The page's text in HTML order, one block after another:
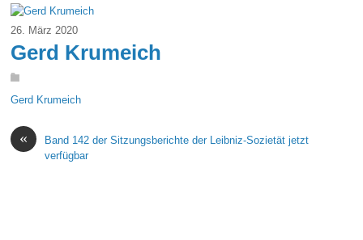
26. März 2020
Gerd Krumeich
Gerd Krumeich
«
Band 142 der Sitzungsberichte der Leibniz-Sozietät jetzt
verfügbar